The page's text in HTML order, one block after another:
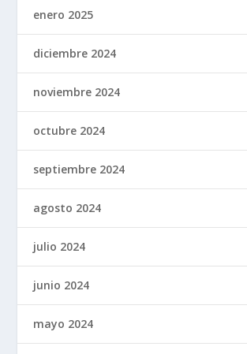
enero 2025
diciembre 2024
noviembre 2024
octubre 2024
septiembre 2024
agosto 2024
julio 2024
junio 2024
mayo 2024